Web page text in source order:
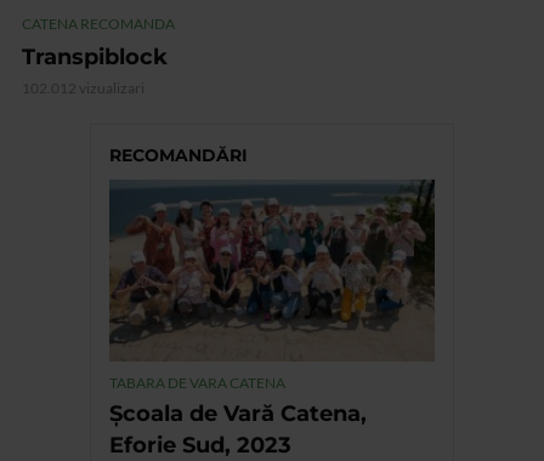
CATENA RECOMANDA
Transpiblock
102.012 vizualizari
RECOMANDĂRI
TABARA DE VARA CATENA
Școala de Vară Catena,
Eforie Sud, 2023